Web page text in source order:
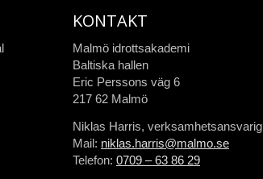
KONTAKT
Malmö idrottsakademi
Baltiska hallen
Eric Perssons väg 6
217 62 Malmö
Niklas Harris, verksamhetsansvarig
Mail: niklas.harris@malmo.se
Telefon:0709 – 63 86 29